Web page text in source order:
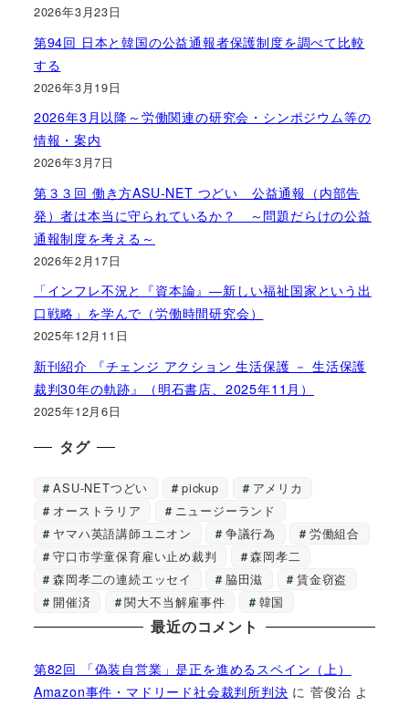
2026年3月23日
第94回 日本と韓国の公益通報者保護制度を調べて比較
する
2026年3月19日
2026年3月以降～労働関連の研究会・シンポジウム等の
情報・案内
2026年3月7日
第３３回 働き方ASU-NET つどい 公益通報（内部告
発）者は本当に守られているか？ ～問題だらけの公益
通報制度を考える～
2026年2月17日
「インフレ不況と『資本論』―新しい福祉国家という出
口戦略」を学んで（労働時間研究会）
2025年12月11日
新刊紹介 『チェンジ アクション 生活保護 － 生活保護
裁判30年の軌跡』（明石書店、2025年11月）
2025年12月6日
タグ
ASU-NETつどい pickup
アメリカ
オーストラリア
ニュージーランド
ヤマハ英語講師ユニオン
争議行為
労働組合
守口市学童保育雇い止め裁判
森岡孝二
森岡孝二の連続エッセイ
脇田滋
賃金窃盗
開催済
関大不当解雇事件 韓国
最近のコメント
第82回 「偽装自営業」是正を進めるスペイン（上）
Amazon事件・マドリード社会裁判所判決 に菅俊治 よ